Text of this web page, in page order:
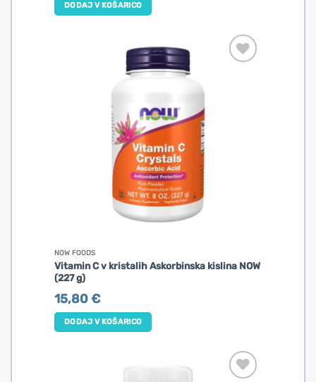
DODAJ V KOŠARICO
NOW FOODS
Vitamin C v kristalih Askorbinska kislina NOW
(227 g)
15,80€
DODAJ V KOŠARICO